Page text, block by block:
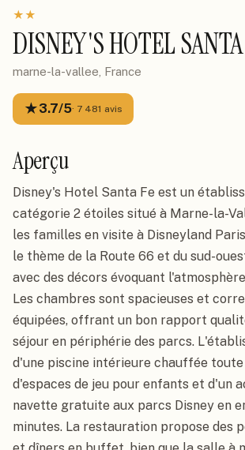
★★
DISNEY'S HOTEL
marne-la-vallee, France
★3.7/5· 7 481 avis
Aperçu
Disney's Hotel Santa Fe est un
catégorie 2 étoiles situé à Marne-la-
les familles en visite à Disneyland
le thème de la Route 66 et du sud-
avec des décors évoquant
Les chambres sont spacieuses et
équipées, offrant un bon rapport
séjour en périphérie des parcs.
d'une piscine intérieure chauffée toute
d'espaces de jeu pour enfants et d'un
navette gratuite aux parcs Disney en
minutes. La restauration propose des